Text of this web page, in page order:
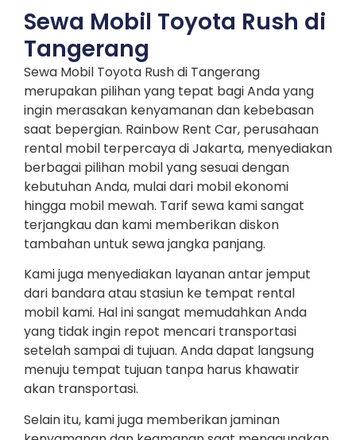
Sewa Mobil Toyota Rush di
Tangerang
Sewa Mobil Toyota Rush di Tangerang
merupakan pilihan yang tepat bagi Anda yang
ingin merasakan kenyamanan dan kebebasan
saat bepergian. Rainbow Rent Car, perusahaan
rental mobil terpercaya di Jakarta, menyediakan
berbagai pilihan mobil yang sesuai dengan
kebutuhan Anda, mulai dari mobil ekonomi
hingga mobil mewah. Tarif sewa kami sangat
terjangkau dan kami memberikan diskon
tambahan untuk sewa jangka panjang.
Kami juga menyediakan layanan antar jemput
dari bandara atau stasiun ke tempat rental
mobil kami. Hal ini sangat memudahkan Anda
yang tidak ingin repot mencari transportasi
setelah sampai di tujuan. Anda dapat langsung
menuju tempat tujuan tanpa harus khawatir
akan transportasi.
Selain itu, kami juga memberikan jaminan